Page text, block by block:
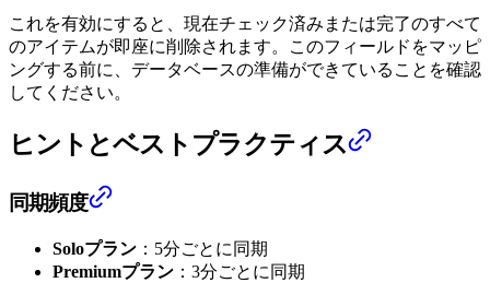
これを有効にすると、現在チェック済みまたは完了のすべて
のアイテムが即座に削除されます。このフィールドをマッピ
ングする前に、データベースの準備ができていることを確認
してください。
ヒントとベストプラクティス
同期頻度
Soloプラン ：5分ごとに同期
Premiumプラン ：3分ごとに同期